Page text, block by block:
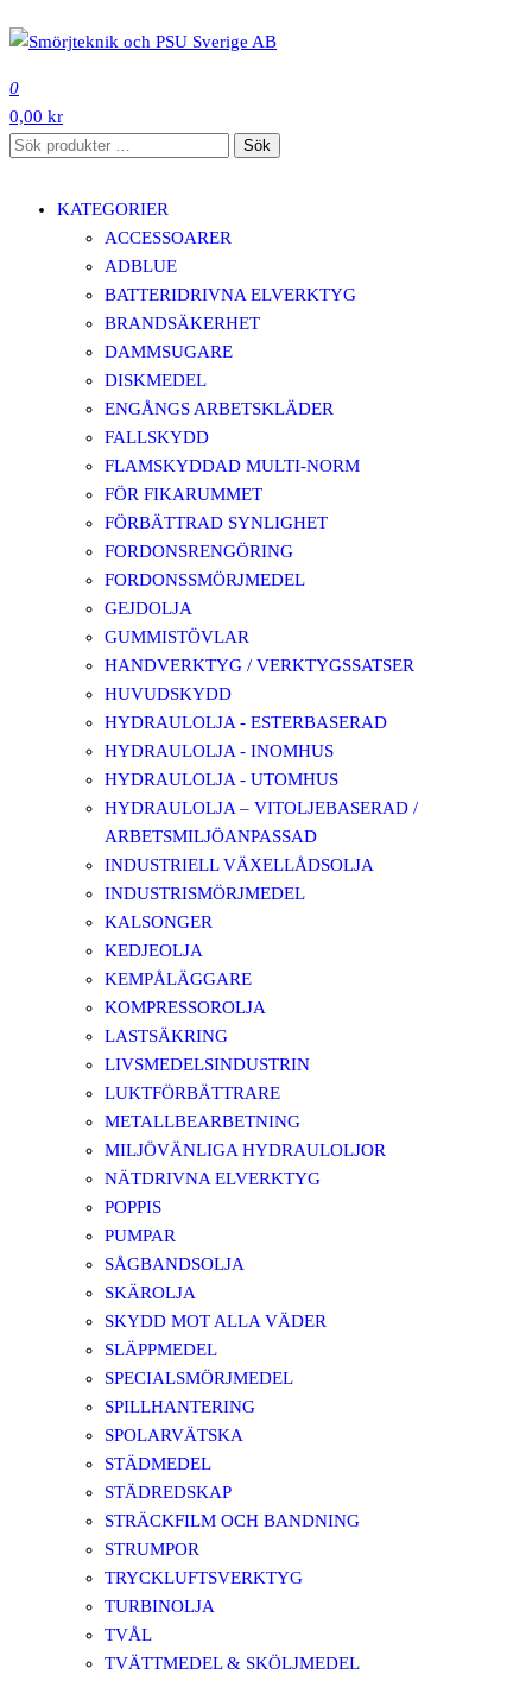
till
innehåll
0
0,00 kr
Sök
Sök
KATEGORIER
ACCESSOARER
ADBLUE
BATTERIDRIVNA ELVERKTYG
BRANDSÄKERHET
DAMMSUGARE
DISKMEDEL
ENGÅNGS ARBETSKLÄDER
FALLSKYDD
FLAMSKYDDAD MULTI-NORM
FÖR FIKARUMMET
FÖRBÄTTRAD SYNLIGHET
FORDONSRENGÖRING
FORDONSSMÖRJMEDEL
GEJDOLJA
GUMMISTÖVLAR
HANDVERKTYG / VERKTYGSSATSER
HUVUDSKYDD
HYDRAULOLJA - ESTERBASERAD
HYDRAULOLJA - INOMHUS
HYDRAULOLJA - UTOMHUS
HYDRAULOLJA – VITOLJEBASERAD /
ARBETSMILJÖANPASSAD
INDUSTRIELL VÄXELLÅDSOLJA
INDUSTRISMÖRJMEDEL
KALSONGER
KEDJEOLJA
KEMPÅLÄGGARE
KOMPRESSOROLJA
LASTSÄKRING
LIVSMEDELSINDUSTRIN
LUKTFÖRBÄTTRARE
METALLBEARBETNING
MILJÖVÄNLIGA HYDRAULOLJOR
NÄTDRIVNA ELVERKTYG
POPPIS
PUMPAR
SÅGBANDSOLJA
SKÄROLJA
SKYDD MOT ALLA VÄDER
SLÄPPMEDEL
SPECIALSMÖRJMEDEL
SPILLHANTERING
SPOLARVÄTSKA
STÄDMEDEL
STÄDREDSKAP
STRÄCKFILM OCH BANDNING
STRUMPOR
TRYCKLUFTSVERKTYG
TURBINOLJA
TVÅL
TVÄTTMEDEL & SKÖLJMEDEL